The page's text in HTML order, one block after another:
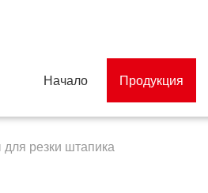
Начало
Продукция
резки штапика